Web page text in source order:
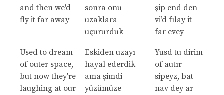
and then we'd
fly it far away
sonra onu
uzaklara
uçururduk
şip end den
vi’d fılay it
far evey
Used to dream
of outer space,
but now they're
laughing at our
Eskiden uzayı
hayal ederdik
ama şimdi
yüzümüze
Yusd tu dirim
of autır
sipeyz, bat
nav dey ar